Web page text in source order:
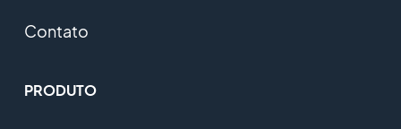
Contato
PRODUTO